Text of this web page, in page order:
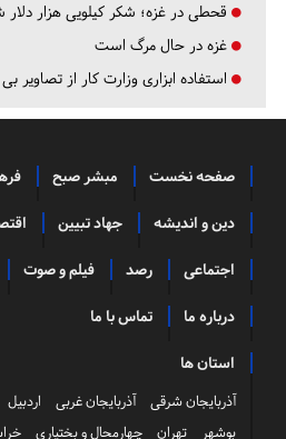
قحطی در غزه؛ شکر کیلویی هزار
غزه در حال مرگ است
استفاده ابزاری وزارت کار از
صفحه نخست مبشر صبح
دین و اندیشه جهاد تبیین
اجتماعی رصد فیلم و صوت
درباره ما تماس با ما
استان ها
آذربایجان شرقی آذربایجان غربی اردبیل
بوشهر
تهران چهارمحال و بختیاری